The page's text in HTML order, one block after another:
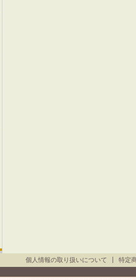
個人情報の取り扱いについて 特定